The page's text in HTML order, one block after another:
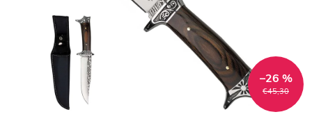
€45,30
–26 %